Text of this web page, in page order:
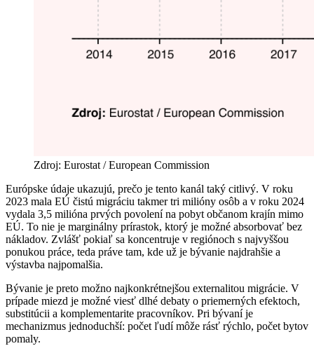
Zdroj: Eurostat / European Commission
Európske údaje ukazujú, prečo je tento kanál taký citlivý. V roku
2023 mala EÚ čistú migráciu takmer tri milióny osôb a v roku 2024
vydala 3,5 milióna prvých povolení na pobyt občanom krajín mimo
EÚ. To nie je marginálny prírastok, ktorý je možné absorbovať bez
nákladov. Zvlášť pokiaľ sa koncentruje v regiónoch s najvyššou
ponukou práce, teda práve tam, kde už je bývanie najdrahšie a
výstavba najpomalšia.
Bývanie je preto možno najkonkrétnejšou externalitou migrácie. V
prípade miezd je možné viesť dlhé debaty o priemerných efektoch,
substitúcii a komplementarite pracovníkov. Pri bývaní je
mechanizmus jednoduchší: počet ľudí môže rásť rýchlo, počet bytov
pomaly.